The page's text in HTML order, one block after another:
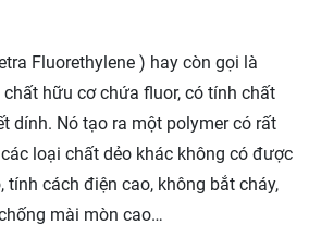
Fluorethylene ) hay còn gọi là
hữu cơ chứa fluor, có tính chất
dính. Nó tạo ra một polymer có rất
loại chất dẻo khác không có được
tính cách điện cao, không bắt cháy,
mài mòn cao…